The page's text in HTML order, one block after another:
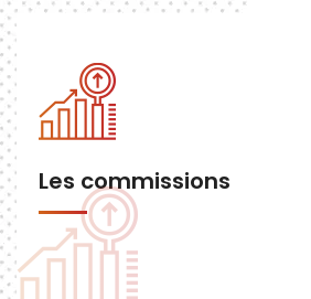
Les commissions